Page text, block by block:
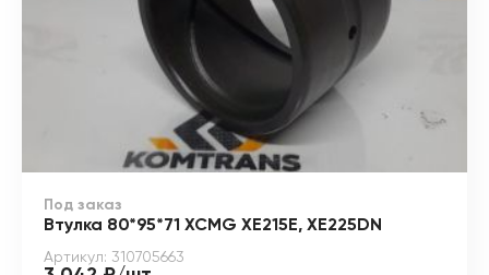
Под заказ
Втулка 80*95*71 XCMG XE215E, XE225DN
Артикул: 310705663